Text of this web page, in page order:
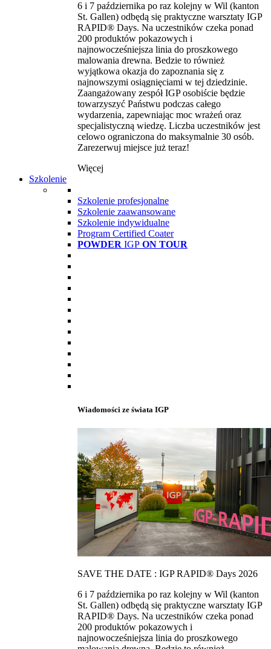
6 i 7 października po raz kolejny w Wil (kanton
St. Gallen) odbędą się praktyczne warsztaty IGP
RAPID® Days. Na uczestników czeka ponad
200 produktów pokazowych i
najnowocześniejsza linia do proszkowego
malowania drewna. Bedzie to również
wyjątkowa okazja do zapoznania się z
najnowszymi osiągnięciami w tej dziedzinie.
Zaangażowany zespół IGP osobiście będzie
towarzyszyć Państwu podczas całego
wydarzenia, zapewniając moc wrażeń oraz
specjalistyczną wiedzę. Liczba uczestników jest
celowo ograniczona do maksymalnie 30 osób.
Zarezerwuj miejsce już teraz!
Więcej
Szkolenie
Szkolenie profesjonalne
Szkolenie zaawansowane
Szkolenie indywidualne
Program Certified Coater
POWDER IGP ON TOUR
Wiadomości ze świata IGP
SAVE THE DATE : IGP RAPID® Days 2026
6 i 7 października po raz kolejny w Wil (kanton
St. Gallen) odbędą się praktyczne warsztaty IGP
RAPID® Days. Na uczestników czeka ponad
200 produktów pokazowych i
najnowocześniejsza linia do proszkowego